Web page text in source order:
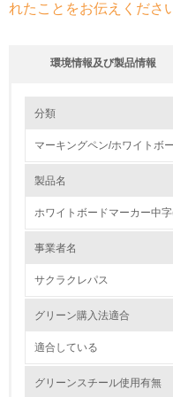
れたことをお伝えくださ
環境情報及び製品情報
1.環境取り組み体制
分類
マーキングペン/ホワイトボ
製品名
ホワイトボードマーカー中
事業者名
サクラクレパス
グリーン購入法適合
適合している
グリーンスチール使用有無